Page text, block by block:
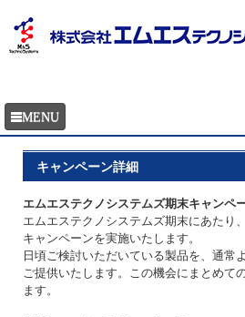
キャンペーン詳細
エムエステクノシステムズ期末キャンペ
エムエステクノシステムズ期末にあたり
キャンペーンを実施いたします。
日頃ご検討いただいている製品を、通常
ご提供いたします。この機会にまとめて
ます。